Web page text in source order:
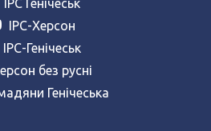
ІРС Генічеськ
ІРС-Херсон
ІРС-Генічеськ
без русні
Генічеська